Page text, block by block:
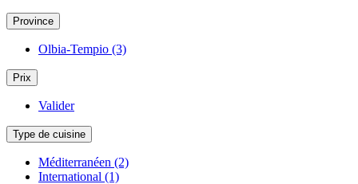
Province
Olbia-Tempio (3)
Prix
Valider
Type de cuisine
Méditerranéen (2)
International (1)